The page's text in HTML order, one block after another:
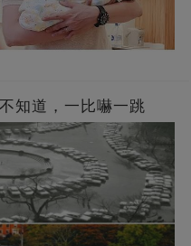
知道，一比嚇一跳